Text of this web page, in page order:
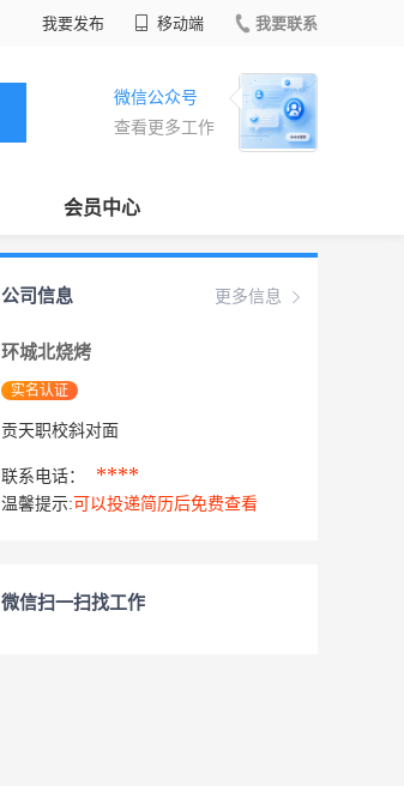
我要发布 移动端 我要联系
微信公众号
查看更多工作
会员中心
更多信息
公司信息
环城北烧烤
实名认证
贡天职校斜对面
联系电话： ****
温馨提示: 可以投递简历后免费查看
微信扫一扫找工作